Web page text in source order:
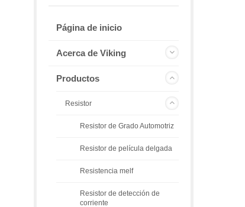
Página de inicio
Acerca de Viking
Productos
Resistor
Resistor de Grado Automotriz
Resistor de película delgada
Resistencia melf
Resistor de detección de
corriente